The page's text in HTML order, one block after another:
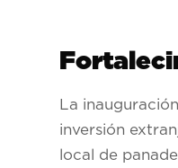
La
inversión
local de